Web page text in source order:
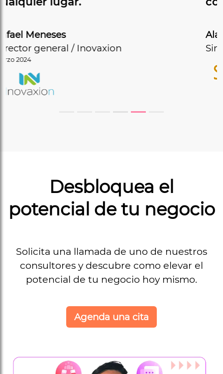
Alan Luna
Simex
potencial de tu negocio
consultores y descubre como elevar el
potencial de tu negocio hoy mismo.